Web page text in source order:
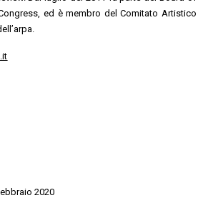
ed è membro del Comitato Artistico
2020